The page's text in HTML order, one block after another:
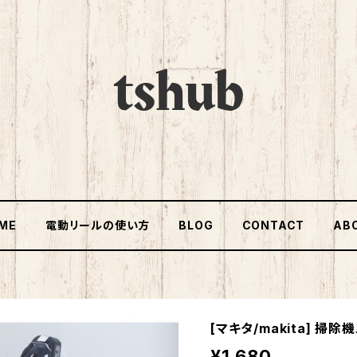
電動リールの使い方 BLOG CONTACT
[マキタ/makita] 掃除機